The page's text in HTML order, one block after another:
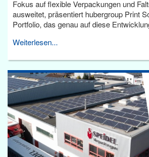
Fokus auf flexible Verpackungen und
ausweitet, präsentiert hubergroup Print
Portfolio, das genau auf diese
Weiterlesen...